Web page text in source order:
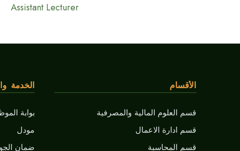
Assistant Lecturer
الأقسام
قسم العلوم المالية والمصرفية
قسم ادارة الاعمال
قسم المحاسبة
الخدمة
بوابة
مودل
ضمان